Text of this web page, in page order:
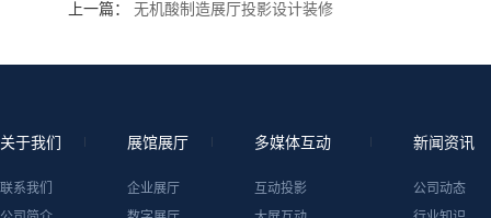
上一篇： 无机酸制造展厅投影设计装修
关于我们
联系我们
展馆展厅
企业展厅
多媒体互动
互动投影
新闻资讯
公司动态